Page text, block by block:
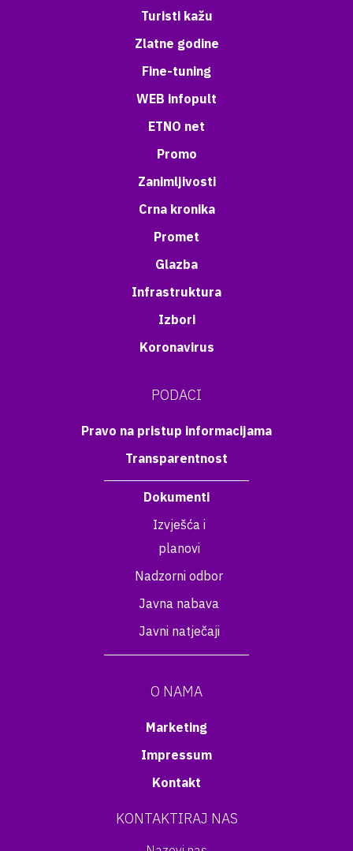
Turisti kažu
Zlatne godine
Fine-tuning
WEB infopult
ETNO net
Promo
Zanimljivosti
Crna kronika
Promet
Glazba
Infrastruktura
Izbori
Koronavirus
PODACI
Pravo na pristup informacijama
Transparentnost
Dokumenti
Izvješća i
planovi
Nadzorni odbor
Javna nabava
Javni natječaji
O NAMA
Marketing
Impressum
Kontakt
KONTAKTIRAJ NAS